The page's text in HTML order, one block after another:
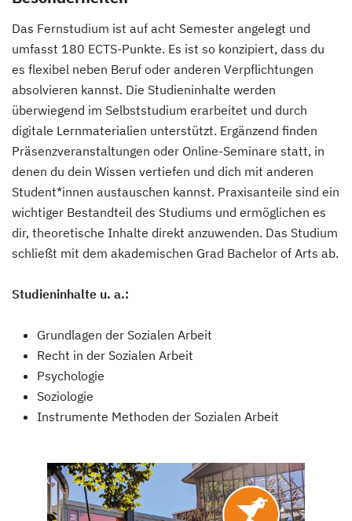
Das Fernstudium ist auf acht Semester angelegt und
umfasst 180 ECTS-Punkte. Es ist so konzipiert, dass du
es flexibel neben Beruf oder anderen Verpflichtungen
absolvieren kannst. Die Studieninhalte werden
überwiegend im Selbststudium erarbeitet und durch
digitale Lernmaterialien unterstützt. Ergänzend finden
Präsenzveranstaltungen oder Online-Seminare statt, in
denen du dein Wissen vertiefen und dich mit anderen
Student*innen austauschen kannst. Praxisanteile sind ein
wichtiger Bestandteil des Studiums und ermöglichen es
dir, theoretische Inhalte direkt anzuwenden. Das Studium
schließt mit dem akademischen Grad Bachelor of Arts ab.
Studieninhalte u. a.:
Grundlagen der Sozialen Arbeit
Recht in der Sozialen Arbeit
Psychologie
Soziologie
Instrumente Methoden der Sozialen Arbeit